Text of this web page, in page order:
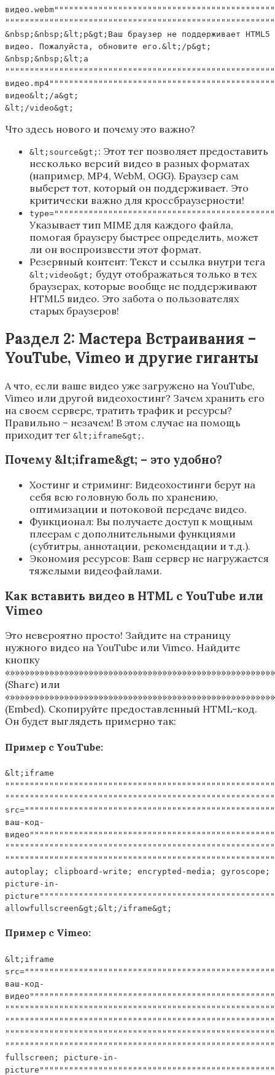
&nbsp;&nbsp;&lt;p&gt;Ваш браузер не поддерживает HTML5
видео. Пожалуйста, обновите его.&lt;/p&gt;
&nbsp;&nbsp;&lt;a
видео&lt;/a&gt;
&lt;/video&gt;
Что здесь нового и почему это важно?
&lt;source&gt; : Этот тег позволяет предоставить
несколько версий видео в разных форматах
(например, MP4, WebM, OGG). Браузер сам
выберет тот, который он поддерживает. Это
критически важно для кроссбраузерности!
Указывает тип MIME для каждого файла,
помогая браузеру быстрее определить, может
ли он воспроизвести этот формат.
Резервный контент: Текст и ссылка внутри тега
&lt;video&gt; будут отображаться только в тех
браузерах, которые вообще не поддерживают
HTML5 видео. Это забота о пользователях
старых браузеров!
Раздел 2: Мастера Встраивания –
YouTube, Vimeo и другие гиганты
А что, если ваше видео уже загружено на YouTube,
Vimeo или другой видеохостинг? Зачем хранить его
на своем сервере, тратить трафик и ресурсы?
Правильно – незачем! В этом случае на помощь
приходит тег &lt;iframe&gt; .
Почему &lt;iframe&gt; – это удобно?
Хостинг и стриминг: Видеохостинги берут на
себя всю головную боль по хранению,
оптимизации и потоковой передаче видео.
Функционал: Вы получаете доступ к мощным
плеерам с дополнительными функциями
(субтитры, аннотации, рекомендации и т.д.).
Экономия ресурсов: Ваш сервер не нагружается
тяжелыми видеофайлами.
Как вставить видео в HTML с YouTube или
Vimeo
Это невероятно просто! Зайдите на страницу
нужного видео на YouTube или Vimeo. Найдите
кнопку
(Share) или
(Embed). Скопируйте предоставленный HTML-код.
Он будет выглядеть примерно так:
Пример с YouTube:
&lt;iframe
ваш-код-
autoplay; clipboard-write; encrypted-media; gyroscope;
picture-in-
allowfullscreen&gt;&lt;/iframe&gt;
Пример с Vimeo:
&lt;iframe
ваш-код-
fullscreen; picture-in-